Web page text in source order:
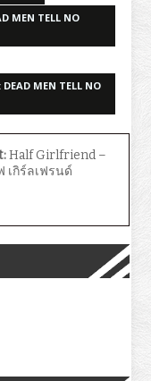
MEN TELL NO
MEN TELL NO
Half Girlfriend –
เกิร์ลเฟรนด์